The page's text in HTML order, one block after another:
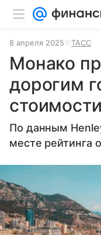
8 апреля 2025 ТАСС
Монако
дорогим
По данным
месте рейтинга